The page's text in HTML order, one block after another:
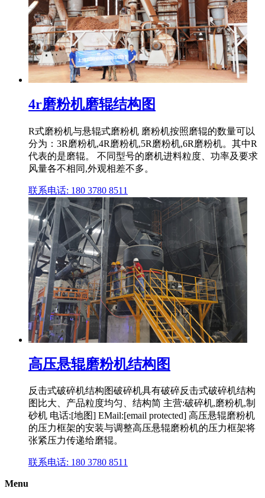
4r磨粉机磨辊结构图
R式磨粉机与悬辊式磨粉机 磨粉机按照磨辊的数量可以
分为：3R磨粉机,4R磨粉机,5R磨粉机,6R磨粉机。其中R
代表的是磨辊。 不同型号的磨机进料粒度、功率及要求
风量各不相同,外观相差不多。
联系电话: 180 3780 8511
高压悬辊磨粉机结构图
反击式破碎机结构图破碎机具有破碎反击式破碎机结构
图比大、产品粒度均匀、结构简 主营:破碎机,磨粉机,制
砂机 电话:[地图] EMail:[email protected] 高压悬辊磨粉机
的压力框架的安装与调整高压悬辊磨粉机的压力框架将
张紧压力传递给磨辊。
联系电话: 180 3780 8511
Menu